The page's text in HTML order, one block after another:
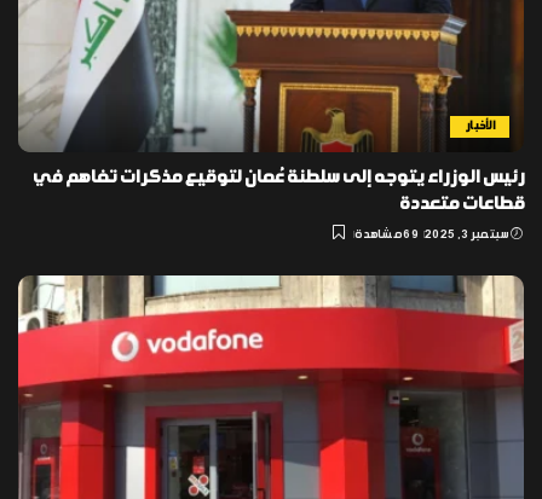
الأخبار
رئيس الوزراء يتوجه إلى سلطنة عُمان لتوقيع مذكرات تفاهم في
قطاعات متعددة
سبتمبر 3, 2025 69 مشاهدة